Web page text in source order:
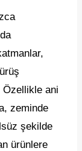
Özellikle ani
zeminde
şekilde
ürünlere